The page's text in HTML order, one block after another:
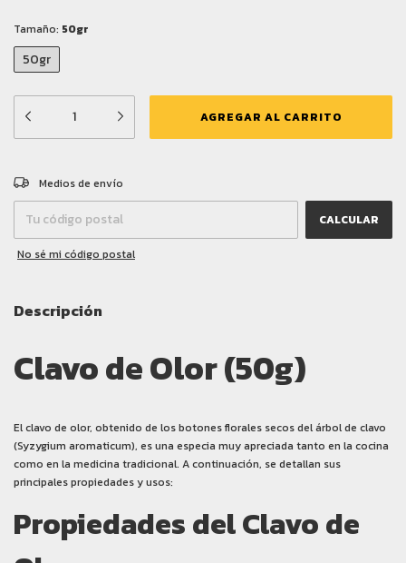
Tamaño: 50gr
50gr
Entregas para el CP:
Medios de envío
CALCULAR
No sé mi código postal
Descripción
Clavo de Olor (50g)
El clavo de olor, obtenido de los botones florales secos del árbol de clavo
(Syzygium aromaticum), es una especia muy apreciada tanto en la cocina
como en la medicina tradicional. A continuación, se detallan sus
principales propiedades y usos:
Propiedades del Clavo de